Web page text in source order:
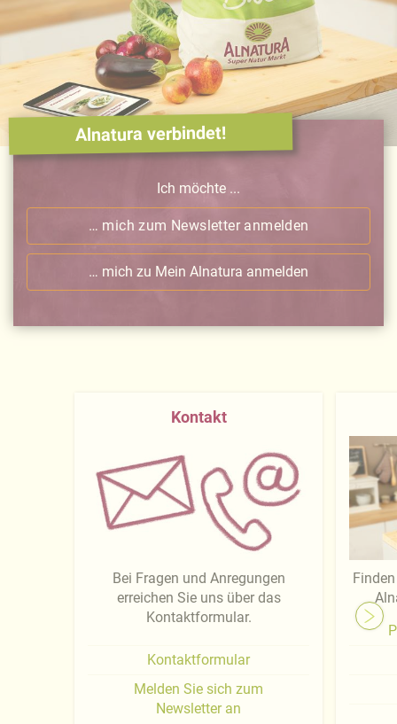
Alnatura verbindet!
Ich möchte ...
… mich zum Newsletter anmelden
… mich zu Mein Alnatura anmelden
Kontakt
Bei Fragen und Anregungen
erreichen Sie uns über das
Kontaktformular.
Kontaktformular
Melden Sie sich zum
Newsletter an